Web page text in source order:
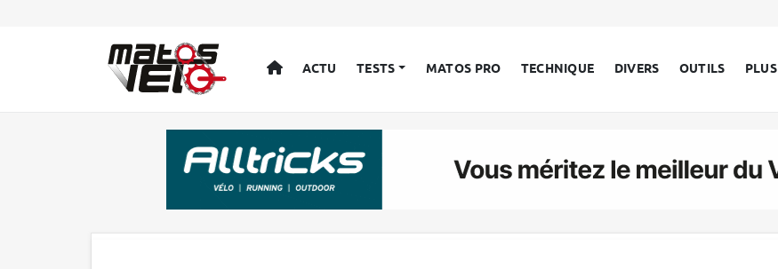
ACCUEIL
ACTU TESTS MATOS PRO TECHNIQUE DIVERS OUTILS PLUS